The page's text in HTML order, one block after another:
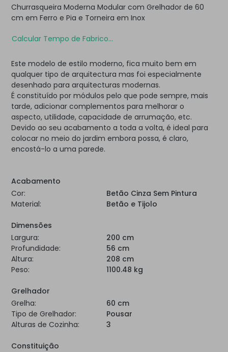
Churrasqueira Moderna Modular com Grelhador de 60
cm em Ferro e Pia e Torneira em Inox
Calcular Tempo de Fabrico...
Este modelo de estilo moderno, fica muito bem em
qualquer tipo de arquitectura mas foi especialmente
desenhado para arquitecturas modernas.
É constituído por módulos pelo que pode sempre, mais
tarde, adicionar complementos para melhorar o
aspecto, utilidade, capacidade de arrumação, etc.
Devido ao seu acabamento a toda a volta, é ideal para
colocar no meio do jardim embora possa, é claro,
encostá-lo a uma parede.
Acabamento
Cor:
Betão Cinza Sem Pintura
Material:
Betão e Tijolo
Dimensões
Largura:
200 cm
Profundidade:
56 cm
Altura:
208 cm
Peso:
1100.48 kg
Grelhador
Grelha:
60 cm
Tipo de Grelhador:
Pousar
Alturas de Cozinha:
3
Constituição